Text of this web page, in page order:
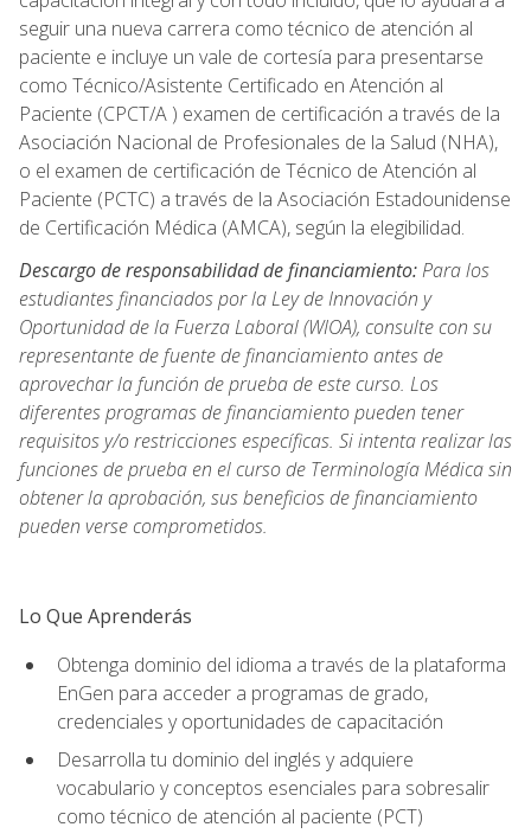
seguir una nueva carrera como técnico de atención al
paciente e incluye un vale de cortesía para presentarse
como Técnico/Asistente Certificado en Atención al
Paciente (CPCT/A ) examen de certificación a través de la
Asociación Nacional de Profesionales de la Salud (NHA),
o el examen de certificación de Técnico de Atención al
Paciente (PCTC) a través de la Asociación Estadounidense
de Certificación Médica (AMCA), según la elegibilidad.
Descargo de responsabilidad de financiamiento:Para los
estudiantes financiados por la Ley de Innovación y
Oportunidad de la Fuerza Laboral (WIOA), consulte con su
representante de fuente de financiamiento antes de
aprovechar la función de prueba de este curso. Los
diferentes programas de financiamiento pueden tener
requisitos y/o restricciones específicas. Si intenta realizar las
funciones de prueba en el curso de Terminología Médica sin
obtener la aprobación, sus beneficios de financiamiento
pueden verse comprometidos.
Lo Que Aprenderás
Obtenga dominio del idioma a través de la plataforma
EnGen para acceder a programas de grado,
credenciales y oportunidades de capacitación
Desarrolla tu dominio del inglés y adquiere
vocabulario y conceptos esenciales para sobresalir
como técnico de atención al paciente (PCT)